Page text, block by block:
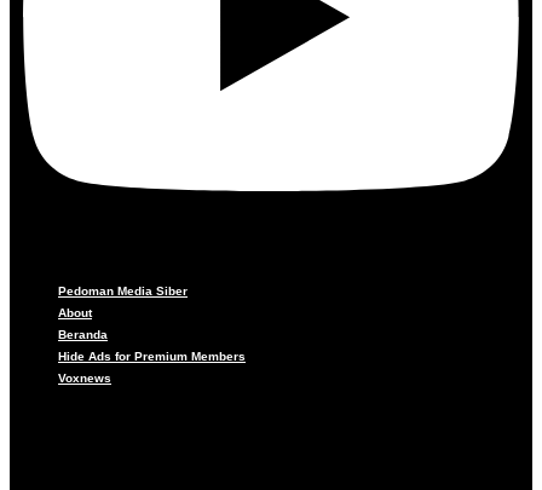
Pedoman Media Siber
About
Beranda
Hide Ads for Premium Members
Voxnews